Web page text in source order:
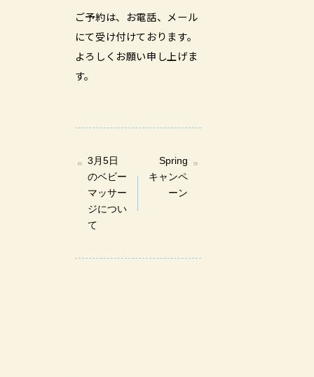
ご予約は、お電話、メール
にて受け付けております。
よろしくお願い申し上げま
す。
3月5日
のベビー
マッサー
ジについ
て
Spring
キャンペ
ーン